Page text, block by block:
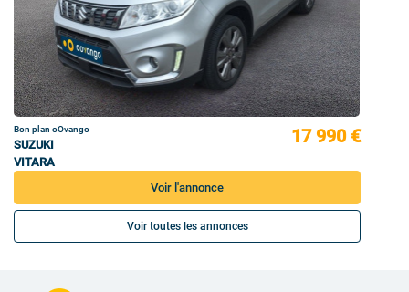
Bon plan oOvango
SUZUKI
VITARA
17 990 €
Voir l'annonce
Voir toutes les annonces